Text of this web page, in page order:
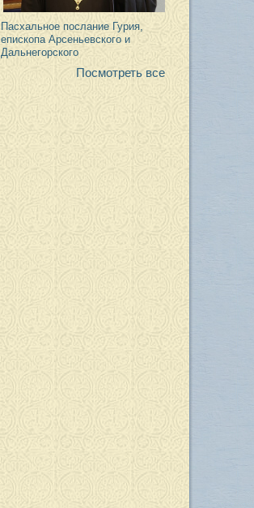
Пасхальное послание Гурия,
епископа Арсеньевского и
Дальнегорского
Посмотреть все